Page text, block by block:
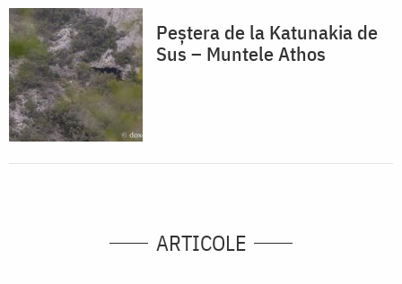
Peștera de la Katunakia de
Sus – Muntele Athos
ARTICOLE